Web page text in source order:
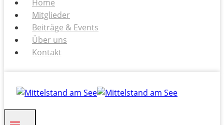
Home
Mitglieder
Beiträge & Events
Über uns
Kontakt